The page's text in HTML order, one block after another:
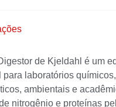
de Kjeldahl é um
para laboratórios
ambientais e
nitrogênio e proteínas